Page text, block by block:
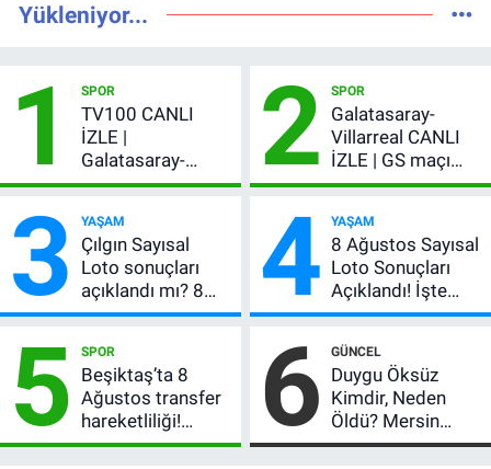
Yükleniyor...
1 SPOR
TV100 CANLI
İZLE |
Galatasaray-
Villarreal maçı
şifresiz canlı yayın
2 SPOR
Galatasaray-
Villarreal CANLI
İZLE | GS maçı
hangi kanalda,
3 YAŞAM
Çılgın Sayısal
Loto sonuçları
açıklandı mı? 8
Ağustos 2026
numaralar
4 YAŞAM
8 Ağustos Sayısal
Loto Sonuçları
Açıklandı! İşte
Kazandıran 6
5 SPOR
Beşiktaş’ta 8
Ağustos transfer
hareketliliği!
Yönetim 5 bölge
6 GÜNCEL
Duygu Öksüz
Kimdir, Neden
Öldü? Mersin
Basınının Acı